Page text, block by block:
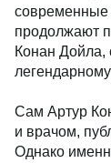
продолжают
Конан Дойла,
легендарному
Сам Артур
и врачом,
Однако